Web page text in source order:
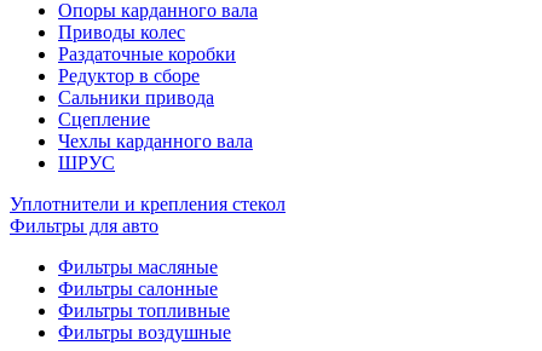
Опоры карданного вала
Приводы колес
Раздаточные коробки
Редуктор в сборе
Сальники привода
Сцепление
Чехлы карданного вала
ШРУС
Уплотнители и крепления стекол
Фильтры для авто
Фильтры масляные
Фильтры салонные
Фильтры топливные
Фильтры воздушные